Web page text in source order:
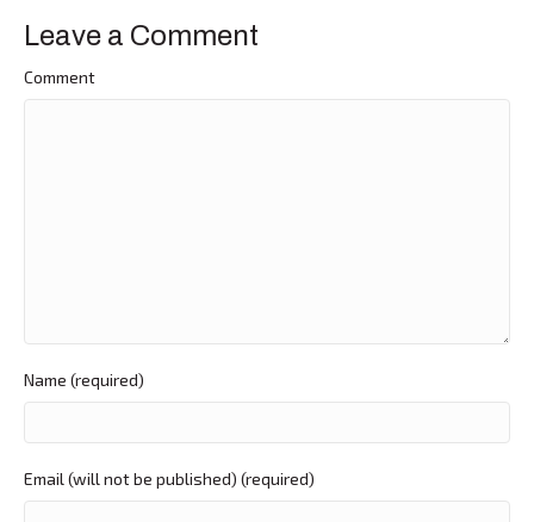
Leave a Comment
Comment
Name (required)
Email (will not be published) (required)